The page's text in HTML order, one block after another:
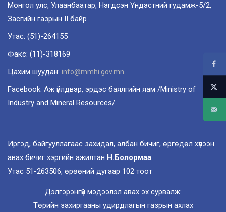
Монгол улс, Улаанбаатар, Нэгдсэн Үндэстний гудамж-5/2,
Засгийн газрын II байр
Утас: (51)-264155
Факс: (11)-318169
Цахим шуудан: info@mmhi.gov.mn
Facebook: Аж үйлдвэр, эрдэс баялгийн яам /Ministry of
Industry and Mineral Resources/
Иргэд, байгууллагаас захидал, албан бичиг, өргөдөл хүлээн
авах бичиг хэргийн ажилтан Н.Болормаа
Утас 51-263506, өрөөний дугаар 102 тоот
Дэлгэрэнгүй мэдээлэл авах эх сурвалж:
Төрийн захиргааны удирдлагын газрын ахлах